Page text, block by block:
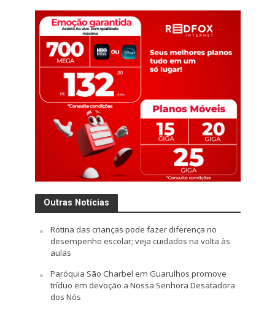
Outras Notícias
Rotina das crianças pode fazer diferença no
desempenho escolar; veja cuidados na volta às
aulas
Paróquia São Charbel em Guarulhos promove
tríduo em devoção a Nossa Senhora Desatadora
dos Nós